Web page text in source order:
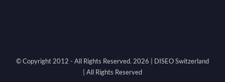
© Copyright 2012 - All Rights Reserved. 2026 | DISEO Switzerland
| All Rights Reserved